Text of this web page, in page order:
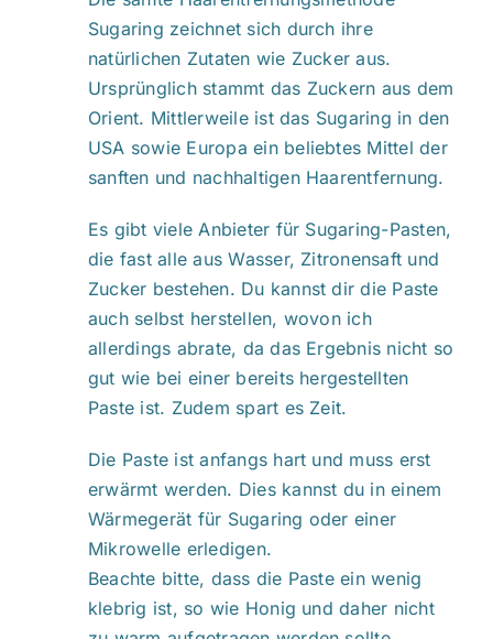
Sugaring zeichnet sich durch ihre
natürlichen Zutaten wie Zucker aus.
Ursprünglich stammt das Zuckern aus dem
Orient. Mittlerweile ist das Sugaring in den
USA sowie Europa ein beliebtes Mittel der
sanften und nachhaltigen Haarentfernung.
Es gibt viele Anbieter für Sugaring-Pasten,
die fast alle aus Wasser, Zitronensaft und
Zucker bestehen. Du kannst dir die Paste
auch selbst herstellen, wovon ich
allerdings abrate, da das Ergebnis nicht so
gut wie bei einer bereits hergestellten
Paste ist. Zudem spart es Zeit.
Die Paste ist anfangs hart und muss erst
erwärmt werden. Dies kannst du in einem
Wärmegerät für Sugaring oder einer
Mikrowelle erledigen.
Beachte bitte, dass die Paste ein wenig
klebrig ist, so wie Honig und daher nicht